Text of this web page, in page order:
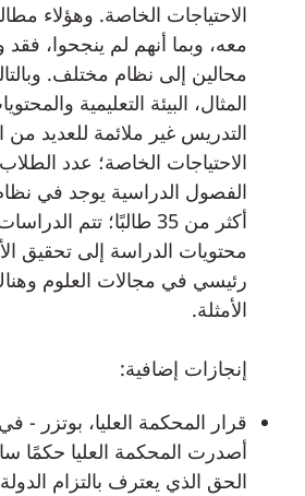
الاحتياجات الخاصة. وهؤلاء
معه، وبما أنهم لم ينجحوا،
محالين إلى نظام مختلف.
المثال، البيئة التعليمية
التدريس غير ملائمة للعديد
الاحتياجات الخاصة؛ عدد
الفصول الدراسية يوجد في نظام
أكثر من 35 طالبًا؛ تتم
محتويات الدراسة إلى تحقيق
رئيسي في مجالات العلوم
الأمثلة.
إنجازات إضافية:
أصدرت المحكمة العليا حكمًا
الحق الذي يعترف بالتزام